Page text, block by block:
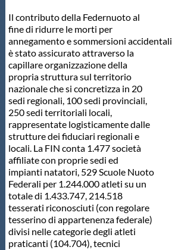
Il contributo della Federnuoto al
fine di ridurre le morti per
annegamento e sommersioni accidentali
è stato assicurato attraverso la
capillare organizzazione della
propria struttura sul territorio
nazionale che si concretizza in 20
sedi regionali, 100 sedi provinciali,
250 sedi territoriali locali,
rappresentate logisticamente dalle
strutture dei fiduciari regionali e
locali. La FIN conta 1.477 società
affiliate con proprie sedi ed
impianti natatori, 529 Scuole Nuoto
Federali per 1.244.000 atleti su un
totale di 1.433.747, 214.518
tesserati riconosciuti (con regolare
tesserino di appartenenza federale)
divisi nelle categorie degli atleti
praticanti (104.704), tecnici